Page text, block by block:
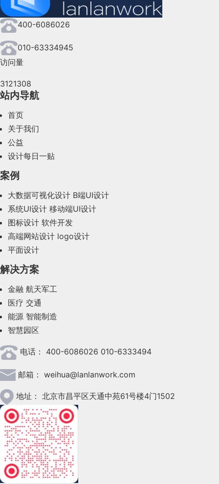
2024年8月(164)
2024年7月(107)
2024年6月(63)
2024年4月(44)
2024年2月(58)
2023年10月(14)
2023年8月(88)
2023年7月(62)
2023年6月(58)
2023年5月(28)
2023年4月(47)
2023年3月(37)
2023年2月(90)
2023年1月(78)
2022年12月(45)
2022年11月(69)
2022年10月(51)
2022年9月(135)
400-6086026
010-63334945
访问量
3121308
站内导航
首页
关于我们
公益
设计每日一贴
案例
大数据可视化设计 B端UI设计
系统UI设计 移动端UI设计
图标设计 软件开发
高端网站设计 logo设计
平面设计
解决方案
金融 航天军工
医疗 交通
能源 智能制造
智慧园区
电话： 400-6086026 010-6333494
邮箱： weihua@lanlanwork.com
地址： 北京市昌平区天通中苑61号楼4门1502